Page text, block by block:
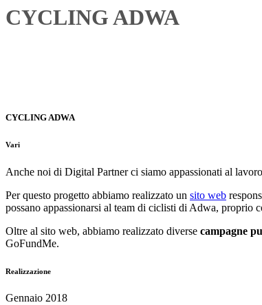
CYCLING ADWA
CYCLING ADWA
Vari
Anche noi di Digital Partner ci siamo appassionati al
Per questo progetto abbiamo realizzato un sito web
possano appassionarsi al team di ciclisti di Adwa, proprio
Oltre al sito web, abbiamo realizzato diverse campagne
GoFundMe.
Realizzazione
Gennaio 2018